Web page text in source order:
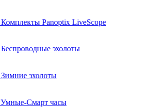
Комплекты Panoptix LiveScope
Беспроводные эхолоты
Зимние эхолоты
Умные-Смарт часы